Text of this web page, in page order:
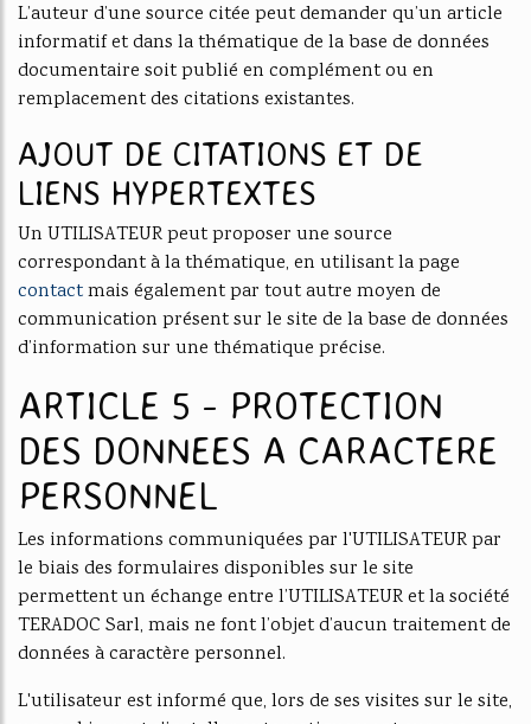
L’auteur d’une source citée peut demander qu’un article
informatif et dans la thématique de la base de données
documentaire soit publié en complément ou en
remplacement des citations existantes.
AJOUT DE CITATIONS ET DE
LIENS HYPERTEXTES
Un UTILISATEUR peut proposer une source
correspondant à la thématique, en utilisant la page
contactmais également par tout autre moyen de
communication présent sur le site de la base de données
d’information sur une thématique précise.
ARTICLE 5 - PROTECTION
DES DONNEES A CARACTERE
PERSONNEL
Les informations communiquées par l'UTILISATEUR par
le biais des formulaires disponibles sur le site
permettent un échange entre l’UTILISATEUR et la société
TERADOC Sarl, mais ne font l’objet d’aucun traitement de
données à caractère personnel.
L'utilisateur est informé que, lors de ses visites sur le site,